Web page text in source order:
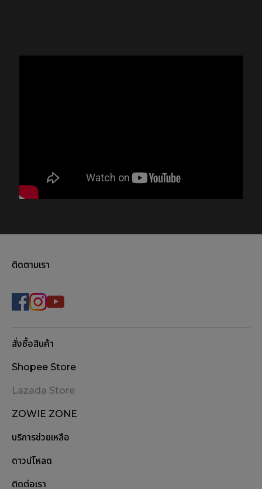
ติดตามเรา
สั่งซื้อสินค้า
Shopee Store
Lazada Store
ZOWIE ZONE
บริการช่วยเหลือ
ดาวน์โหลด
ติดต่อเรา